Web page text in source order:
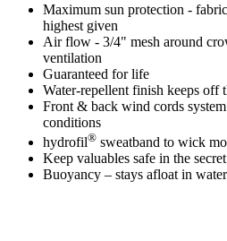
Maximum sun protection -
highest given
Air flow - 3/4" mesh around
ventilation
Guaranteed for life
Water-repellent finish keeps off
Front & back wind cords
conditions
hydrofil® sweatband to wick
Keep valuables safe in the
Buoyancy – stays afloat in water